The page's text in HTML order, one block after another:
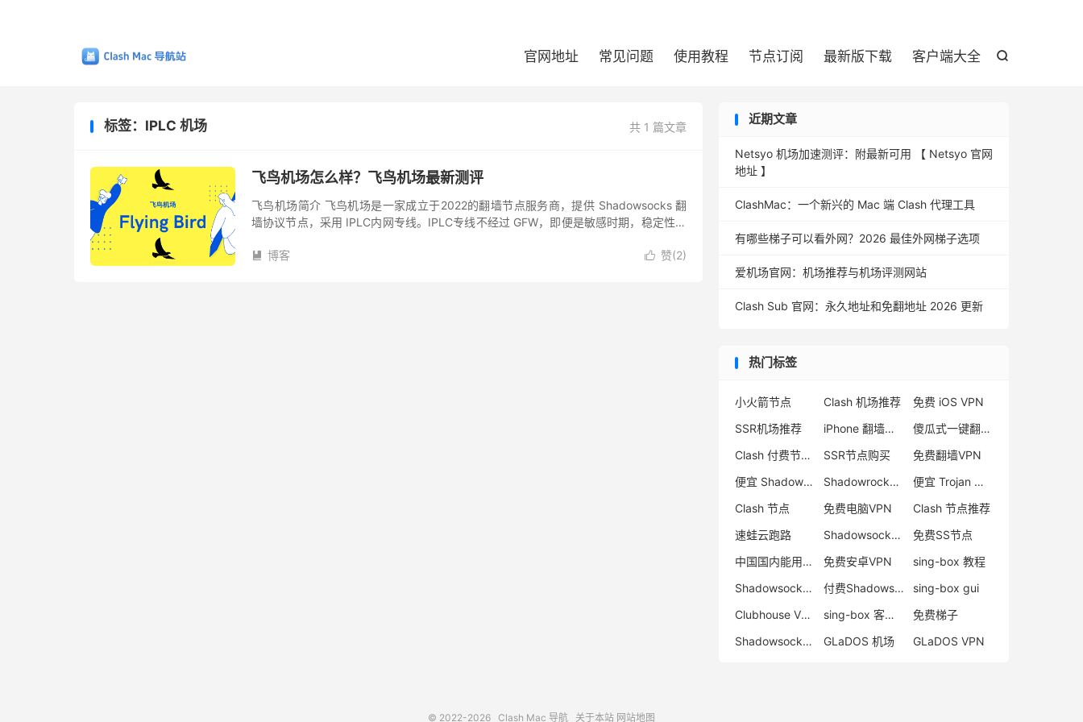

官网地址 常见问题 使用教程 节点订阅 最新版下载 客户端大全
共 1 篇文章
标签：IPLC 机场
飞鸟机场怎么样？飞鸟机场最新测评
飞鸟机场简介 飞鸟机场是一家成立于2022的翻墙节点服务商，提供 Shadowsocks 翻
墙协议节点，采用 IPLC内网专线。IPLC专线不经过 GFW，即便是敏感时期，稳定性也
 赞(2)
 博客
近期文章
Netsyo 机场加速测评：附最新可用 【 Netsyo 官网
地址 】
ClashMac：一个新兴的 Mac 端 Clash 代理工具
有哪些梯子可以看外网？2026 最佳外网梯子选项
爱机场官网：机场推荐与机场评测网站
Clash Sub 官网：永久地址和免翻地址 2026 更新
热门标签
小火箭节点 Clash 机场推荐
免费 iOS VPN
SSR机场推荐
iPhone 翻墙代理软件
傻瓜式一键翻墙VPN客户端
Clash 付费节点购买
SSR节点购买
免费翻墙VPN
便宜 Shadowsocks 购买
Shadowrocket 地址
便宜 Trojan 购买
Clash 节点
免费电脑VPN
Clash 节点推荐
速蛙云跑路
Shadowsocks 付费节点
免费SS节点
中国国内能用的翻墙VPN推荐
免费安卓VPN
sing-box 教程
Shadowsocks 节点哪里买
付费Shadowsocks推荐
sing-box gui
Clubhouse VPN
sing-box 客户端配置
免费梯子
Shadowsocks 服务器
GLaDOS 机场 GLaDOS VPN
© 2022-2026 Clash Mac 导航 关于本站 网站地图